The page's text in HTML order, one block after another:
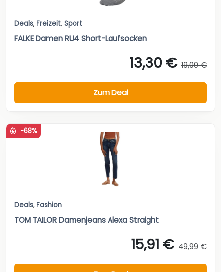
Deals, Freizeit, Sport
FALKE Damen RU4 Short-Laufsocken
13,30 € 19,00 €
Zum Deal
-68%
Deals, Fashion
TOM TAILOR Damenjeans Alexa Straight
15,91 € 49,99 €